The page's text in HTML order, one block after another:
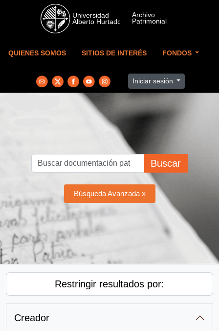
Skip to main content
QUIENES SOMOS SITIOS DE INTERÉS FONDOS
Iniciar sesión
Buscar
Búsqueda Avanzada »
Restringir resultados por:
Creador